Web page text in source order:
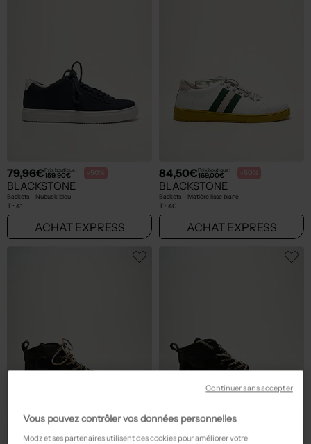
79,96€Prix boutique :
159,90€ -50%
BLACKSTONE
Baskets - Nubuck bleu
T : 41
ACHAT EXPRESS
84,50€Prix boutique :
169,00€ -50%
BLACKSTONE
Baskets - Matière lisse blanc
T : 40
ACHAT EXPRESS
Vous pouvez contrôler vos données personnelles
Modz et ses partenaires utilisent des cookies pour améliorer votre
Continuer sans accepter